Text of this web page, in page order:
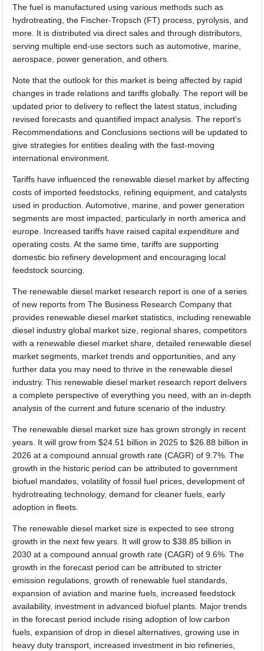
The fuel is manufactured using various methods such as
hydrotreating, the Fischer-Tropsch (FT) process, pyrolysis, and
more. It is distributed via direct sales and through distributors,
serving multiple end-use sectors such as automotive, marine,
aerospace, power generation, and others.
Note that the outlook for this market is being affected by rapid
changes in trade relations and tariffs globally. The report will be
updated prior to delivery to reflect the latest status, including
revised forecasts and quantified impact analysis. The report's
Recommendations and Conclusions sections will be updated to
give strategies for entities dealing with the fast-moving
international environment.
Tariffs have influenced the renewable diesel market by affecting
costs of imported feedstocks, refining equipment, and catalysts
used in production. Automotive, marine, and power generation
segments are most impacted, particularly in north america and
europe. Increased tariffs have raised capital expenditure and
operating costs. At the same time, tariffs are supporting
domestic bio refinery development and encouraging local
feedstock sourcing.
The renewable diesel market research report is one of a series
of new reports from The Business Research Company that
provides renewable diesel market statistics, including renewable
diesel industry global market size, regional shares, competitors
with a renewable diesel market share, detailed renewable diesel
market segments, market trends and opportunities, and any
further data you may need to thrive in the renewable diesel
industry. This renewable diesel market research report delivers
a complete perspective of everything you need, with an in-depth
analysis of the current and future scenario of the industry.
The renewable diesel market size has grown strongly in recent
years. It will grow from $24.51 billion in 2025 to $26.88 billion in
2026 at a compound annual growth rate (CAGR) of 9.7%. The
growth in the historic period can be attributed to government
biofuel mandates, volatility of fossil fuel prices, development of
hydrotreating technology, demand for cleaner fuels, early
adoption in fleets.
The renewable diesel market size is expected to see strong
growth in the next few years. It will grow to $38.85 billion in
2030 at a compound annual growth rate (CAGR) of 9.6%. The
growth in the forecast period can be attributed to stricter
emission regulations, growth of renewable fuel standards,
expansion of aviation and marine fuels, increased feedstock
availability, investment in advanced biofuel plants. Major trends
in the forecast period include rising adoption of low carbon
fuels, expansion of drop in diesel alternatives, growing use in
heavy duty transport, increased investment in bio refineries,